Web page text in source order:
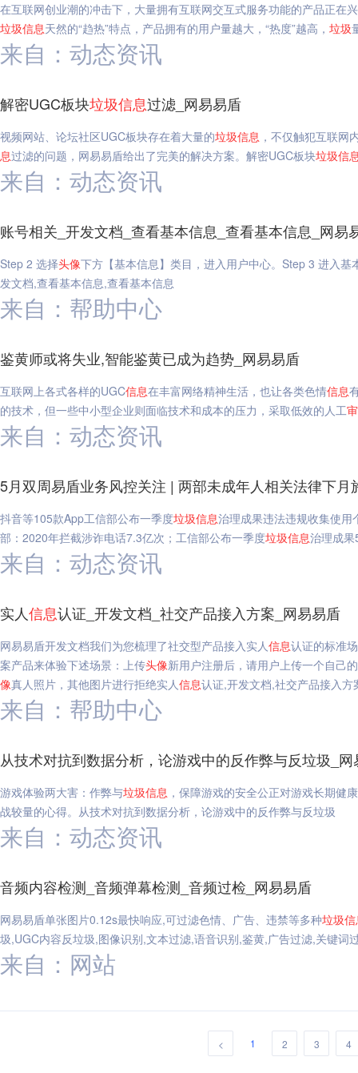
在互联网创业潮的冲击下，大量拥有互联网交互式服务功能的产品正在
垃圾信息天然的“趋热”特点，产品拥有的用户量越大，“热度”越高， 垃圾
来自：动态资讯
解密UGC板块垃圾信息过滤_网易易盾
视频网站、论坛社区UGC板块存在着大量的垃圾信息 ，不仅触犯互联网
息过滤的问题，网易易盾给出了完美的解决方案。解密UGC板块垃圾信
来自：动态资讯
账号相关_开发文档_查看基本信息_查看基本信息_网易
Step 2 选择头像下方【基本信息】类目，进入用户中心。Step 3 进入基
发文档,查看基本信息,查看基本信息
来自：帮助中心
鉴黄师或将失业,智能鉴黄已成为趋势_网易易盾
互联网上各式各样的UGC信息在丰富网络精神生活，也让各类色情信息
的技术，但一些中小型企业则面临技术和成本的压力，采取低效的人工
来自：动态资讯
5月双周易盾业务风控关注 | 两部未成年人相关法律下月
抖音等105款App工信部公布一季度垃圾信息治理成果违法违规收集使
部：2020年拦截涉诈电话7.3亿次；工信部公布一季度垃圾信息治理成
来自：动态资讯
实人信息认证_开发文档_社交产品接入方案_网易易盾
网易易盾开发文档我们为您梳理了社交型产品接入实人信息认证的标准
案产品来体验下述场景：上传头像新用户注册后，请用户上传一个自己
像真人照片，其他图片进行拒绝实人信息认证,开发文档,社交产品接入方
来自：帮助中心
从技术对抗到数据分析，论游戏中的反作弊与反垃圾_网
游戏体验两大害：作弊与垃圾信息 ，保障游戏的安全公正对游戏长期健
战较量的心得。从技术对抗到数据分析，论游戏中的反作弊与反垃圾
来自：动态资讯
音频内容检测_音频弹幕检测_音频过检_网易易盾
网易易盾单张图片0.12s最快响应,可过滤色情、广告、违禁等多种垃圾
圾,UGC内容反垃圾,图像识别,文本过滤,语音识别,鉴黄,广告过滤,关键词
来自：网站
< 1 2 3 4